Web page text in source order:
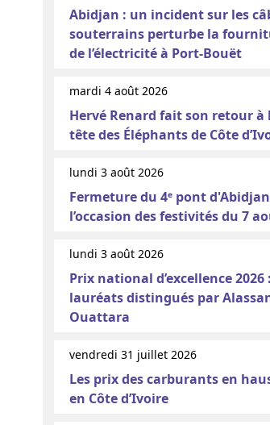
Abidjan : un incident sur les
souterrains perturbe la
de l’électricité à Port-Bouët
mardi 4 août 2026
Hervé Renard fait son retour à
tête des Éléphants de Côte
lundi 3 août 2026
Fermeture du 4ᵉ pont
l’occasion des festivités du 7
lundi 3 août 2026
Prix national d’excellence 2026
lauréats distingués par
Ouattara
vendredi 31 juillet 2026
Les prix des carburants en
en Côte d’Ivoire